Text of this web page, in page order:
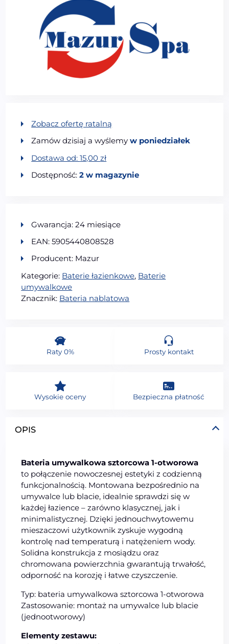
OPIS
Bateria umywalkowa sztorcowa 1-otworowa
to połączenie nowoczesnej estetyki z codzienną
funkcjonalnością. Montowana bezpośrednio na
umywalce lub blacie, idealnie sprawdzi się w
każdej łazience – zarówno klasycznej, jak i
minimalistycznej. Dzięki jednouchwytowemu
mieszaczowi użytkownik zyskuje wygodną
kontrolę nad temperaturą i natężeniem wody.
Solidna konstrukcja z mosiądzu oraz
chromowana powierzchnia gwarantują trwałość,
odporność na korozję i łatwe czyszczenie.
Typ: bateria umywalkowa sztorcowa 1-otworowa
Zastosowanie: montaż na umywalce lub blacie
(jednootworowy)
Elementy zestawu:
Zobacz ofertę ratalną
Zamów dzisiaj a wyślemyw poniedziałek
Dostawa od:15,00zł
Dostępność:2 w magazynie
Gwarancja: 24 miesiące
EAN: 5905440808528
Producent: Mazur
Kategorie: Baterie łazienkowe, Baterie
umywalkowe
Znacznik: Bateria nablatowa
Raty 0% Prosty kontakt
Wysokie oceny Bezpieczna płatność